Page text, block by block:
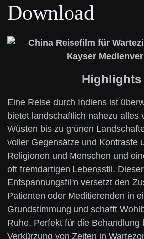
Download
Highlights
Eine Reise durch Indiens ist
bietet landschaftlich nahezu alles
Wüsten bis zu grünen
voller Gegensätze und Kontraste
Religionen und Menschen und
oft fremdartigen Lebensstil. Dieser
Entspannungsfilm versetzt den
Patienten oder Meditierenden in
Grundstimmung und schafft
Ruhe. Perfekt für die Behandlung
Verkürzung von Zeiten in